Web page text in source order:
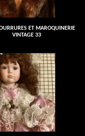
ET MAROQUINERIE
VINTAGE 33